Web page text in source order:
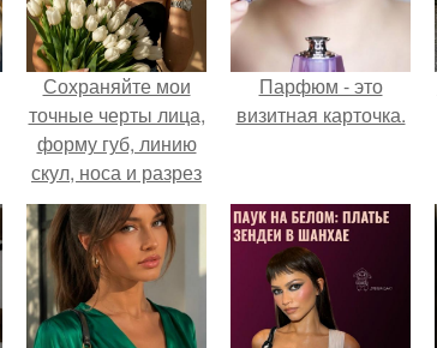
Сохраняйте мои
точные черты лица,
форму губ, линию
скул, носа и разрез
глаз.
Парфюм - это
визитная карточка.